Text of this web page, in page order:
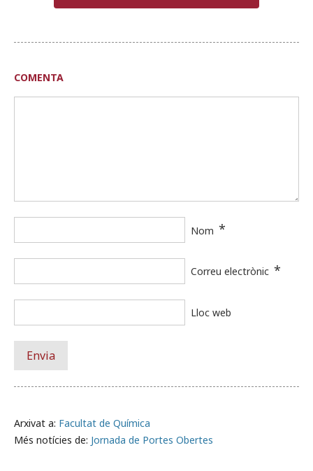
Arxivat a: Facultat de Química
Més notícies de: Jornada de Portes Obertes
COMENTA
Nom *
Correu electrònic *
Lloc web